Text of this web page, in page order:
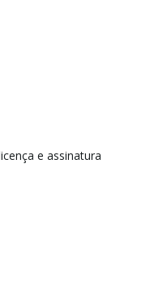
e assinatura